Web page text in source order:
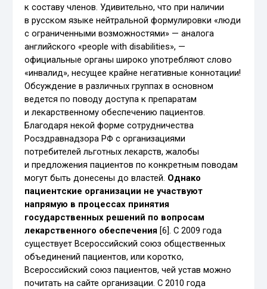
к составу членов. Удивительно, что при наличии
в русском языке нейтральной формулировки «люди
с ограниченными возможностями» — аналога
английского «people with disabilities», —
официальные органы широко употребляют слово
«инвалид», несущее крайне негативные коннотации!
Обсуждение в различных группах в основном
ведется по поводу доступа к препаратам
и лекарственному обеспечению пациентов.
Благодаря некой форме сотрудничества
Росздравнадзора РФ с организациями
потребителей льготных лекарств, жалобы
и предложения пациентов по конкретным поводам
могут быть донесены до властей. Однако
пациентские организации не участвуют
напрямую в процессах принятия
государственных решений по вопросам
лекарственного обеспечения [6]. С 2009 года
существует Всероссийский союз общественных
объединений пациентов, или коротко,
Всероссийский союз пациентов, чей устав можно
почитать на сайте организации. С 2010 года